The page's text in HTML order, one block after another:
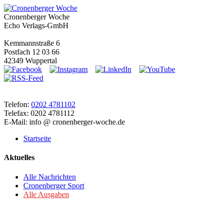
Cronenberger Woche
Echo Verlags-GmbH
Kemmannstraße 6
Postfach 12 03 66
42349 Wuppertal
Telefon: 0202 4781102
Telefax: 0202 4781112
E-Mail: info @ cronenberger-woche.de
Startseite
Aktuelles
Alle Nachrichten
Cronenberger Sport
Alle Ausgaben